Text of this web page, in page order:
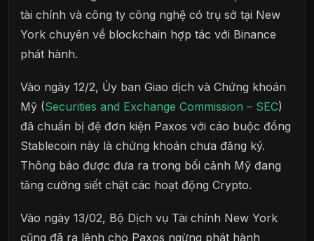
tài chính và công ty công nghệ có trụ sở tại New
York chuyên về blockchain hợp tác với Binance
phát hành.
Vào ngày 12/2, Ủy ban Giao dịch và Chứng khoán
Mỹ (Securities and Exchange Commission – SEC)
đã chuẩn bị đệ đơn kiện Paxos với cáo buộc đồng
Stablecoin này là chứng khoán chưa đăng ký.
Thông báo được đưa ra trong bối cảnh Mỹ đang
tăng cường siết chặt các hoạt động Crypto.
Vào ngày 13/02, Bộ Dịch vụ Tài chính New York
cũng đã ra lệnh cho Paxos ngừng phát hành